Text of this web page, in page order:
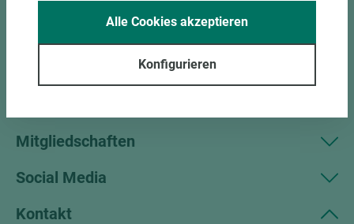
Mitgliedschaften
Social Media
Kontakt
Konfigurieren
Alle Cookies akzeptieren